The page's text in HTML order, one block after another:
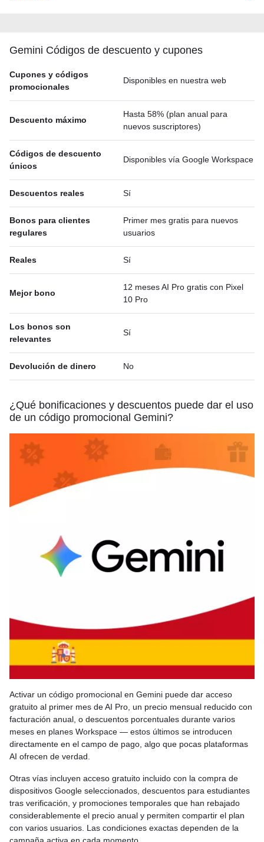
Gemini Códigos de descuento y cupones
Cupones y códigos
promocionales
Disponibles en nuestra web
Descuento máximo
Hasta 58% (plan anual para
nuevos suscriptores)
Códigos de descuento
únicos
Disponibles vía Google Workspace
Descuentos reales Sí
Bonos para clientes
regulares
Primer mes gratis para nuevos
usuarios
Reales Sí
Mejor bono
12 meses AI Pro gratis con Pixel
10 Pro
Los bonos son
relevantes
Sí
Devolución de dinero No
¿Qué bonificaciones y descuentos puede dar el uso
de un código promocional Gemini?
Activar un código promocional en Gemini puede dar acceso
gratuito al primer mes de AI Pro, un precio mensual reducido con
facturación anual, o descuentos porcentuales durante varios
meses en planes Workspace — estos últimos se introducen
directamente en el campo de pago, algo que pocas plataformas
AI ofrecen de verdad.
Otras vías incluyen acceso gratuito incluido con la compra de
dispositivos Google seleccionados, descuentos para estudiantes
tras verificación, y promociones temporales que han rebajado
considerablemente el precio anual y permiten compartir el plan
con varios usuarios. Las condiciones exactas dependen de la